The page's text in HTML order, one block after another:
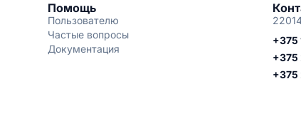
Помощь
Пользователю
Частые вопросы
Документация
+375
+375
+375